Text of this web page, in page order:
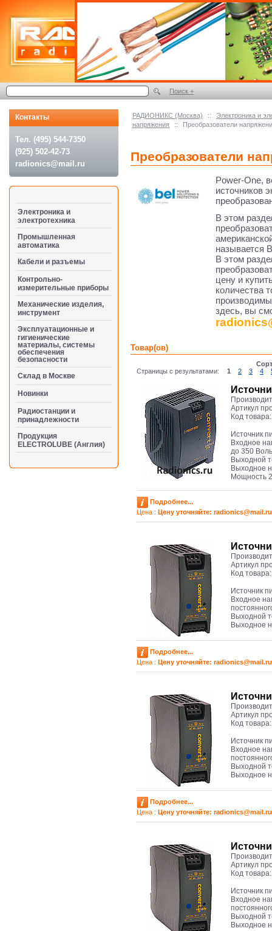
РАДИОНИКС (Москва) ::
Электроника и
напряжения
:: Преобразователи
Преобразователи
Power-One,
источников
В этом
называется
В этом
цену и
количества
здесь, вы
Товар(ов)
Страницы с результатами:
1 2 3 4
Артикул
Код
Источник
Входное
до 350
Выходной
Выходное
Мощность
Подробнее...
Цена : Цену уточняйте: radioniсs@mail.ru
Артикул
Код
Источник
Входное
Выходной
Выходное
Подробнее...
Цена : Цену уточняйте: radioniсs@mail.ru
Артикул
Код
Источник
Входное
Выходной
Выходное
Подробнее...
Цена : Цену уточняйте: radioniсs@mail.ru
Артикул
Код
Источник
Входное
Выходной
Выходное
Контакты
Тел. (495) 544-7350
(925) 502-42-73
radionics@mail.ru
Электроника и
электротехника
Промышленная
автоматика
Кабели и разъемы
Контрольно-
измерительные приборы
Механические изделия,
инструмент
Эксплуатационные и
гигиенические
материалы, системы
обеспечения
безопасности
Cклад в Москве
Новинки
Радиостанции и
принадлежности
Продукция
ELECTROLUBE (Англия)
Поиск +